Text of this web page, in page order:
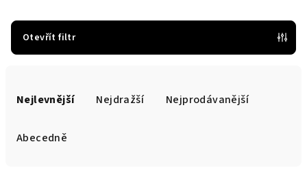
Otevřít filtr
Nejlevnější Nejdražší Nejprodávanější
Abecedně